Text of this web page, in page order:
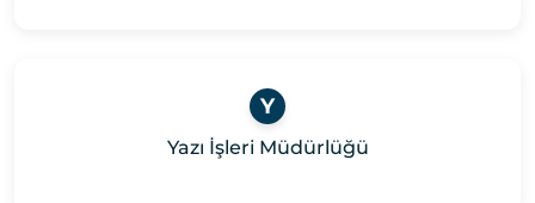
Y
Yazı İşleri Müdürlüğü